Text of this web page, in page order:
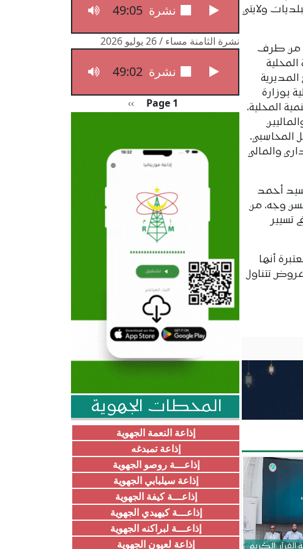
ولايتي
من طرف
المديرية
بوزارة
المحلية،
المحاسبي،
والمالي
أحمد
وجه، من
تسيير
أنها
عروض تتناول
القرآن الكريم
نشرة الثامنة مساء / 27 يوليو 2026
49:05
نشرة الثامنة مساء / 26 يوليو 2026
نشرة الثامنة مساء / 26 يوليو 2026
49:02
Pagination
Page 1 الصفحة التالية
››
المحطات الجهوية
إذاعة النعمة الجهوية
إذاعة تمبدغه
إذاعـــة روصو الجهوية
إذاعة سيلبابي الجهوية
إذاعـــة كيفة الجهوية
إذاعـــة كيهيدي الجهوية
إذاعـــة لبراكنه الجهوية
إذاعة لعيون الجهوية